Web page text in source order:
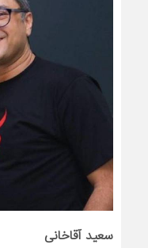
سعید آقاخانی